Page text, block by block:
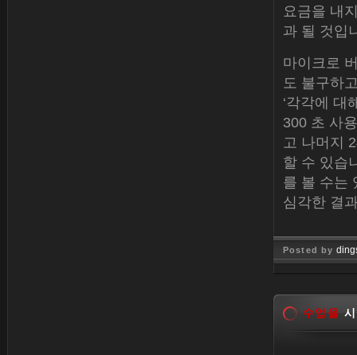
요금을 내
과 될 것입
마이크로
도 불구하
‘각각에 대
300 초 사
고 나머지
할 수 있습
를 볼 수는
심각한 결
Posted by
수업을